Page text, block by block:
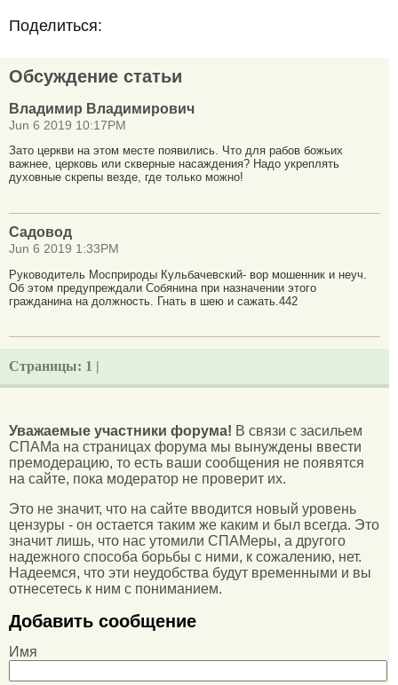
Поделиться:
Обсуждение статьи
Владимир Владимирович
Jun 6 2019 10:17PM
Зато церкви на этом месте появились. Что для рабов божьих
важнее, церковь или скверные насаждения? Надо укреплять
духовные скрепы везде, где только можно!
Садовод
Jun 6 2019 1:33PM
Руководитель Мосприроды Кульбачевский- вор мошенник и неуч.
Об этом предупреждали Собянина при назначении этого
гражданина на должность. Гнать в шею и сажать.442
Страницы: 1 |
Уважаемые участники форума! В связи с засильем
СПАМа на страницах форума мы вынуждены ввести
премодерацию, то есть ваши сообщения не появятся
на сайте, пока модератор не проверит их.
Это не значит, что на сайте вводится новый уровень
цензуры - он остается таким же каким и был всегда. Это
значит лишь, что нас утомили СПАМеры, а другого
надежного способа борьбы с ними, к сожалению, нет.
Надеемся, что эти неудобства будут временными и вы
отнесетесь к ним с пониманием.
Добавить сообщение
Имя